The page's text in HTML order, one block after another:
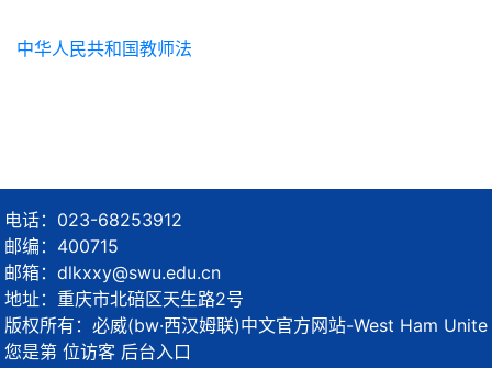
中华人民共和国教师法
电话：023-68253912
邮编：400715
邮箱：dlkxxy@swu.edu.cn
地址：重庆市北碚区天生路2号
版权所有：必威(bw·西汉姆联)中文官方网站-West Ham Unite
您是第 位访客 后台入口